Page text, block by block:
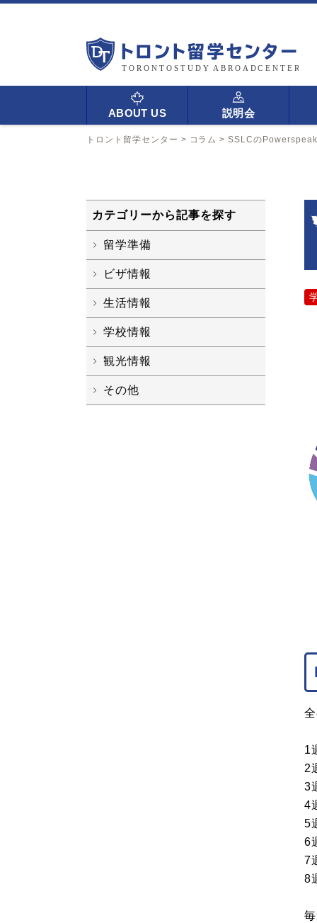
ABOUT US 説明会
トロント留学センター > コラム >SSLCの
1
2
3
4
5
6
7
8
カテゴリーから記事を探す
留学準備
ビザ情報
生活情報
学校情報
観光情報
その他